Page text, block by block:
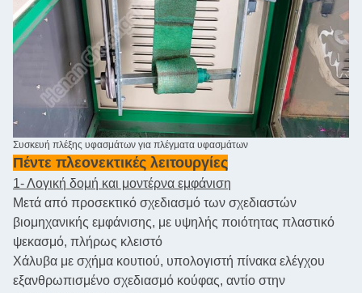
Συσκευή πλέξης υφασμάτων για πλέγματα υφασμάτων
Πέντε πλεονεκτικές λειτουργίες
1- Λογική δομή και μοντέρνα εμφάνιση
Μετά από προσεκτικό σχεδιασμό των σχεδιαστών
βιομηχανικής εμφάνισης, με υψηλής ποιότητας πλαστικό
ψεκασμό, πλήρως κλειστό
Χάλυβα με σχήμα κουτιού, υπολογιστή πίνακα ελέγχου
εξανθρωπισμένο σχεδιασμό κούφας, αντίο στην